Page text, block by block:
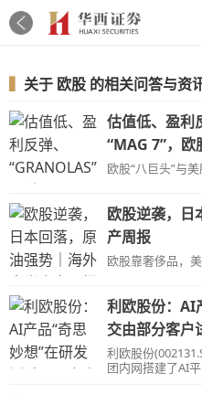
关于 欧股 的相关问答与资
估值低、盈利
“MAG 7”，欧
欧股“八巨头”与
欧股逆袭，日
产周报
欧股靠奢侈品，
利欧股份：AI
交由部分客户
利欧股份
团内网搭建了AI